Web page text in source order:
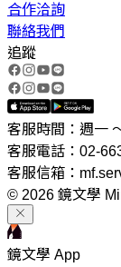
合作洽詢
聯絡我們
追蹤
客服時間：週一
客服電話：02-
客服信箱：
© 2026 鏡文學
鏡文學 App